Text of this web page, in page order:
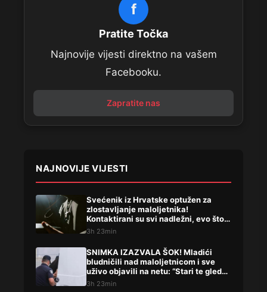
f
Pratite Točka
Najnovije vijesti direktno na vašem
Facebooku.
Zapratite nas
NAJNOVIJE VIJESTI
Svećenik iz Hrvatske optužen za
zlostavljanje maloljetnika!
Kontaktirani su svi nadležni, evo što
su rekli
3h 23min
SNIMKA IZAZVALA ŠOK! Mladići
bludničili nad maloljetnicom i sve
uživo objavili na netu: “Stari te gleda
u lajvu”
3h 23min